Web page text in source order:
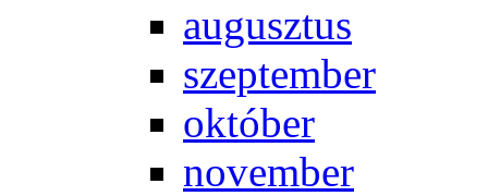
au­gusz­tus
szep­tem­ber
ok­tó­ber
no­vem­ber